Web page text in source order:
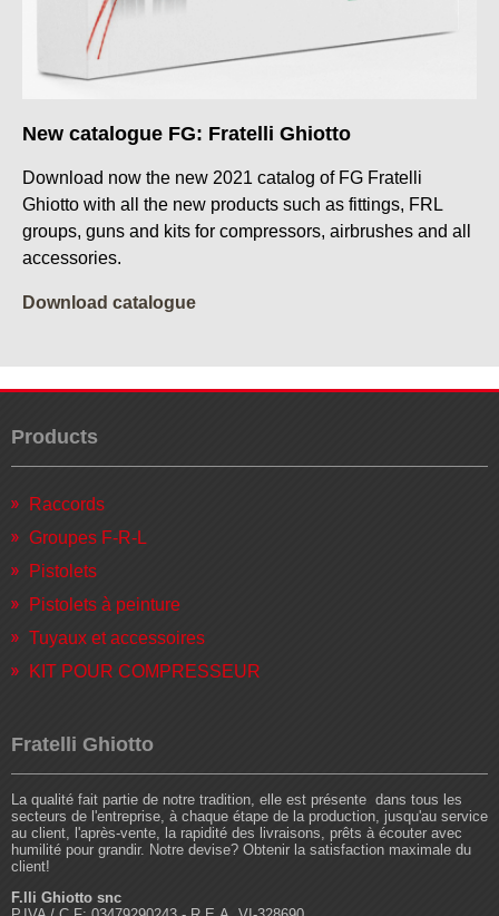
New catalogue FG: Fratelli Ghiotto
Download now the new 2021 catalog of FG Fratelli
Ghiotto with all the new products such as fittings, FRL
groups, guns and kits for compressors, airbrushes and all
accessories.
Download catalogue
Products
Raccords
Groupes F-R-L
Pistolets
Pistolets à peinture
Tuyaux et accessoires
KIT POUR COMPRESSEUR
Fratelli Ghiotto
La qualité fait partie de notre tradition, elle est présente dans tous les
secteurs de l'entreprise, à chaque étape de la production, jusqu'au service
au client, l'après-vente, la rapidité des livraisons, prêts à écouter avec
humilité pour grandir. Notre devise? Obtenir la satisfaction maximale du
client!
F.lli Ghiotto snc